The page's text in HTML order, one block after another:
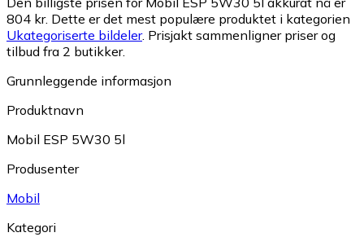
804 kr. Dette er det mest populære produktet i kategorien
Ukategoriserte bildeler. Prisjakt sammenligner priser og
tilbud fra 2 butikker.
Grunnleggende informasjon
Produktnavn
Mobil ESP 5W30 5l
Produsenter
Mobil
Kategori